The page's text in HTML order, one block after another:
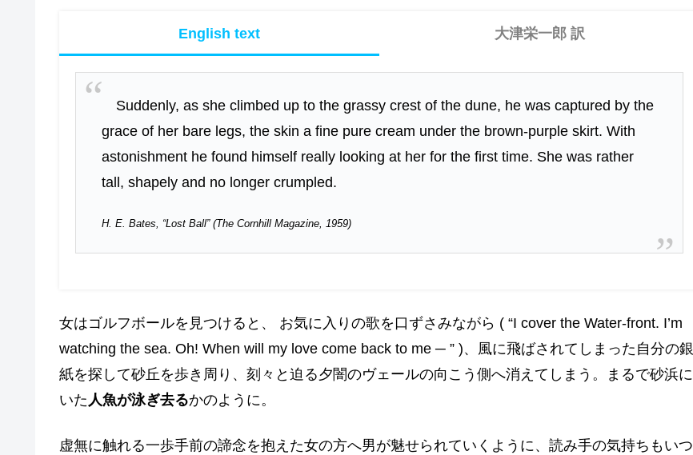
English text
Suddenly, as she climbed up to the grassy crest of the dune, he was captured by the
grace of her bare legs, the skin a fine pure cream under the brown-purple skirt. With
astonishment he found himself really looking at her for the first time. She was rather
tall, shapely and no longer crumpled.
H. E. Bates, “Lost Ball” (The Cornhill Magazine, 1959)
大津栄一郎 訳
女はゴルフボールを見つけると、 お気に入りの歌を口ずさみながら ( “I cover the Water-front. I’m
watching the sea. Oh! When will my love come back to me ─ ” )、風に飛ばされてしまった自分の銀
紙を探して砂丘を歩き周り、刻々と迫る夕闇のヴェールの向こう側へ消えてしまう。まるで砂浜に
いた 人魚が泳ぎ去るかのように。
虚無に触れる一歩手前の諦念を抱えた女の方へ男が魅せられていくように、読み手の気持ちもいつ